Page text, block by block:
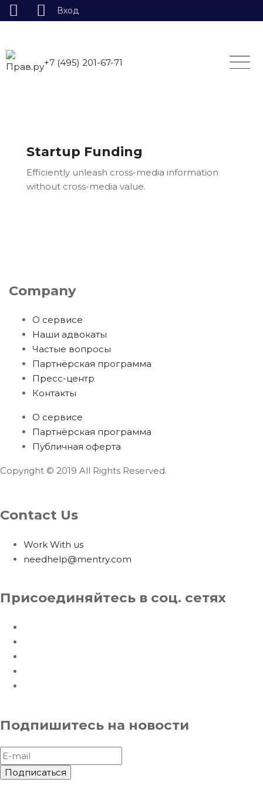
content
+7 (495) 201-67-71
Startup Funding
Efficiently unleash cross-media information
without cross-media value.
Company
О сервисе
Наши адвокаты
Частые вопросы
Партнёрская программа
Пресс-центр
Контакты
О сервисе
Партнёрская программа
Публичная оферта
Copyright © 2019 All Rights Reserved.
Contact Us
Work With us
needhelp@mentry.com
Присоединяйтесь в соц. сетях
Подпишитесь на новости
Вход